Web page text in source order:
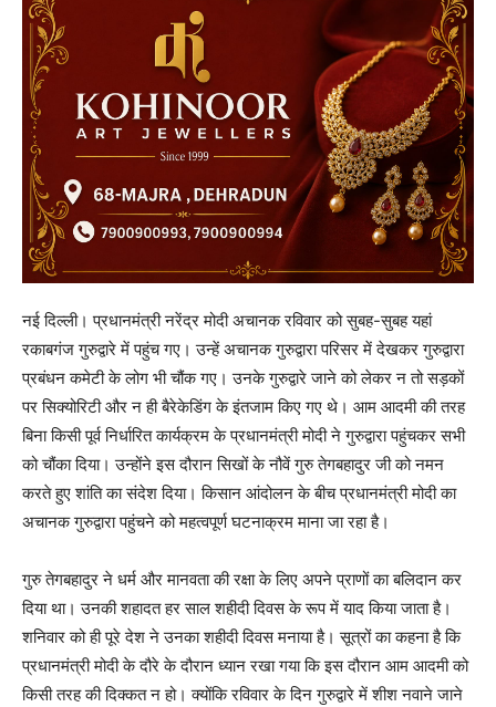
नई दिल्ली। प्रधानमंत्री नरेंद्र मोदी अचानक रविवार को सुबह-सुबह यहां
रकाबगंज गुरुद्वारे में पहुंच गए। उन्हें अचानक गुरुद्वारा परिसर में देखकर गुरुद्वारा
प्रबंधन कमेटी के लोग भी चौंक गए। उनके गुरुद्वारे जाने को लेकर न तो सड़कों
पर सिक्योरिटी और न ही बैरेकेडिंग के इंतजाम किए गए थे। आम आदमी की तरह
बिना किसी पूर्व निर्धारित कार्यक्रम के प्रधानमंत्री मोदी ने गुरुद्वारा पहुंचकर सभी
को चौंका दिया। उन्होंने इस दौरान सिखों के नौवें गुरु तेगबहादुर जी को नमन
करते हुए शांति का संदेश दिया। किसान आंदोलन के बीच प्रधानमंत्री मोदी का
अचानक गुरुद्वारा पहुंचने को महत्वपूर्ण घटनाक्रम माना जा रहा है।
गुरु तेगबहादुर ने धर्म और मानवता की रक्षा के लिए अपने प्राणों का बलिदान कर
दिया था। उनकी शहादत हर साल शहीदी दिवस के रूप में याद किया जाता है।
शनिवार को ही पूरे देश ने उनका शहीदी दिवस मनाया है। सूत्रों का कहना है कि
प्रधानमंत्री मोदी के दौरे के दौरान ध्यान रखा गया कि इस दौरान आम आदमी को
किसी तरह की दिक्कत न हो। क्योंकि रविवार के दिन गुरुद्वारे में शीश नवाने जाने